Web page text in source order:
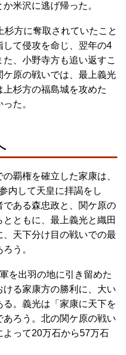
米沢に逃げ帰った。
杉方に奪取されていたこと
して侵攻を命じ、翌年の4
、小野寺方も追い返すこ
原の戦いでは、最上義光
杉方の福島城を攻めた
た。
覇権を確立した家康は、
内して天皇に拝謁をし
ある森忠政と、関ケ原の
ともに、最上義光と織田
天下分け目の戦いでの最
う。
を出羽の地に引き留めた
る家康方の勝利に、大い
。義光は「家康に天下を
ろう。北の関ケ原の戦い
って20万石から57万石